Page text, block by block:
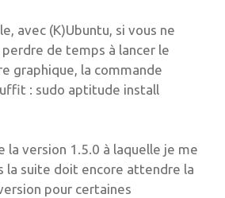
avec (K)Ubuntu, si vous ne
de temps à lancer le
graphique, la commande
: sudo aptitude install
la version 1.5.0 à laquelle je me
la suite doit encore attendre la
pour certaines